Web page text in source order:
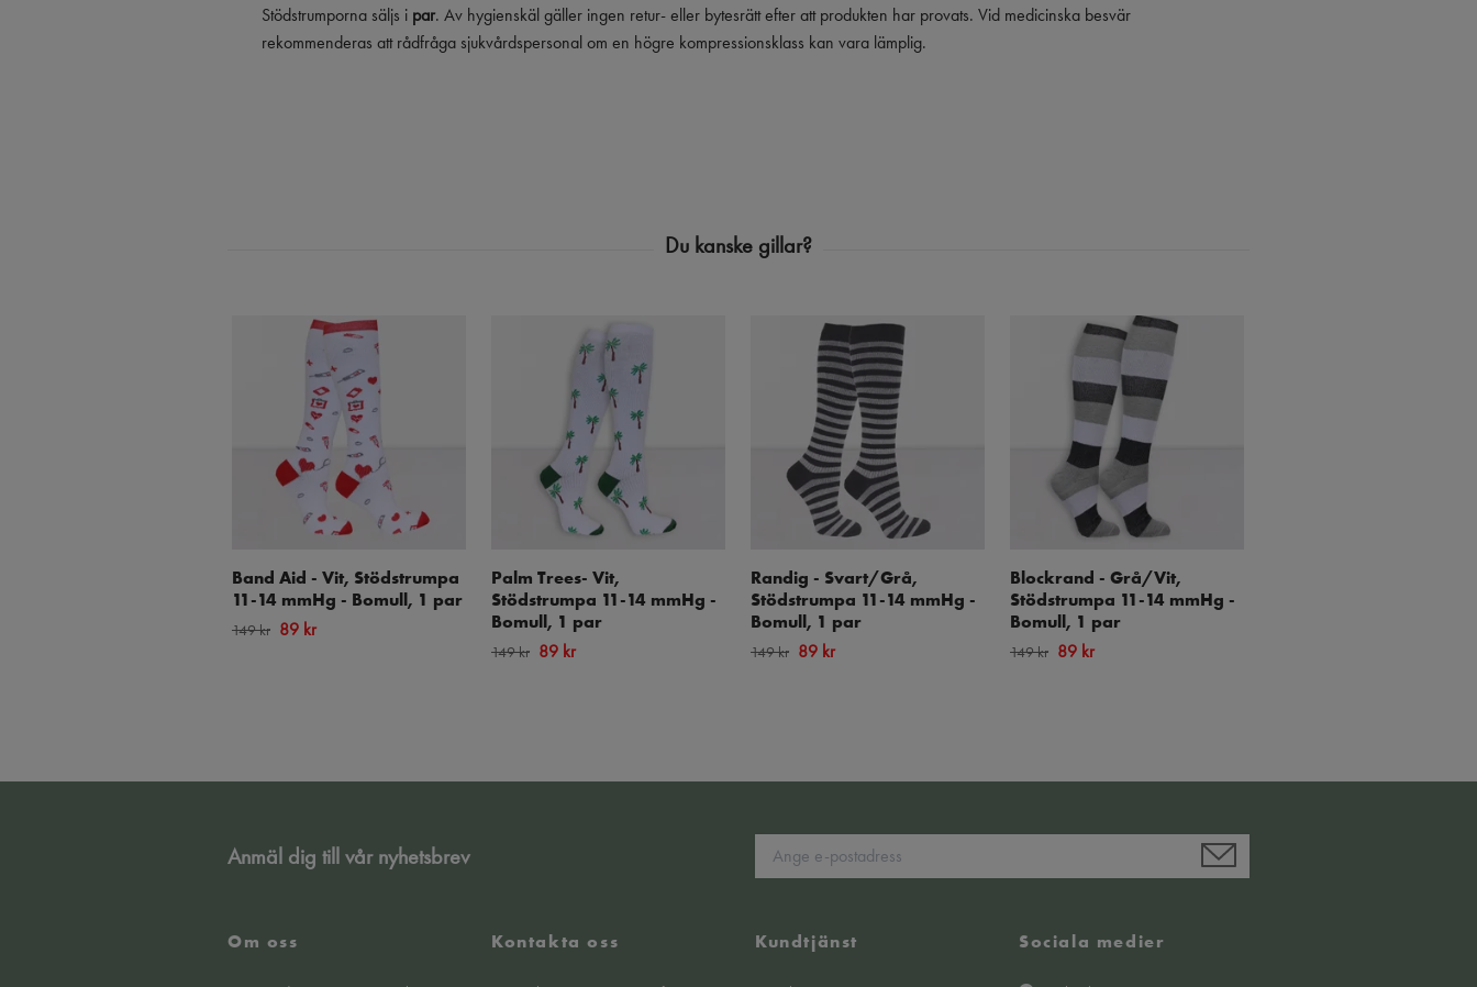
Stödstrumporna säljs i par. Av hygienskäl gäller ingen retur- eller bytesrätt efter att produkten har provats. Vid medicinska besvär
rekommenderas att rådfråga sjukvårdspersonal om en högre kompressionsklass kan vara lämplig.
Band Aid - Vit, Stödstrumpa
11-14 mmHg - Bomull, 1 par
149 kr 89 kr
Palm Trees- Vit,
Stödstrumpa 11-14 mmHg -
Bomull, 1 par
149 kr 89 kr
Randig - Svart/Grå,
Stödstrumpa 11-14 mmHg -
Bomull, 1 par
149 kr 89 kr
Blockrand - Grå/Vit,
Stödstrumpa 11-14 mmHg -
Bomull, 1 par
149 kr 89 kr
Anmäl dig till vår nyhetsbrev
Om oss Kontakta oss Kundtjänst Sociala medier